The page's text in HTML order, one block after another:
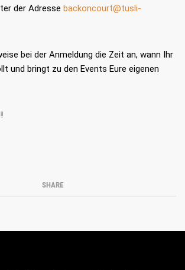
der Adresse backoncourt@tusli-
bei der Anmeldung die Zeit an, wann Ihr
und bringt zu den Events Eure eigenen
SHARE